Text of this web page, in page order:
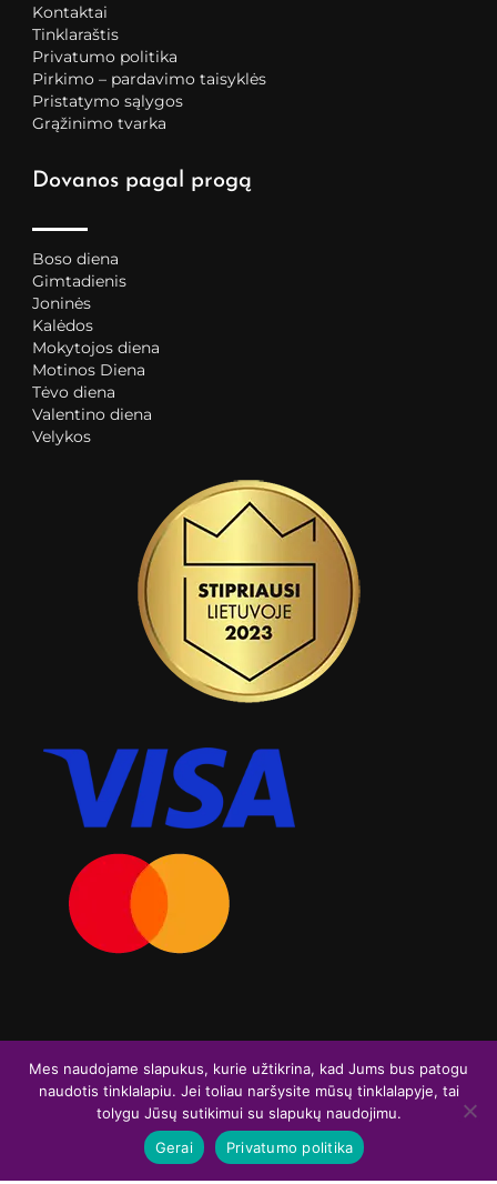
Kontaktai
Tinklaraštis
Privatumo politika
Pirkimo – pardavimo taisyklės
Pristatymo sąlygos
Grąžinimo tvarka
Dovanos pagal progą
Boso diena
Gimtadienis
Joninės
Kalėdos
Mokytojos diena
Motinos Diena
Tėvo diena
Valentino diena
Velykos
Visos teisės saugomos. Graviruoja.lt 2026
I
Mes naudojame slapukus, kurie užtikrina, kad Jums bus patogu
naudotis tinklalapiu. Jei toliau naršysite mūsų tinklalapyje, tai
tolygu Jūsų sutikimui su slapukų naudojimu.
Gerai
Privatumo politika